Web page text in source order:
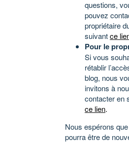
questions,
pouvez
propriétaire
suivantce
Pour le
Si vous
rétablir
blog, nous
invitons à
contacter en
ce lien.
Nous espérons
pourra être de